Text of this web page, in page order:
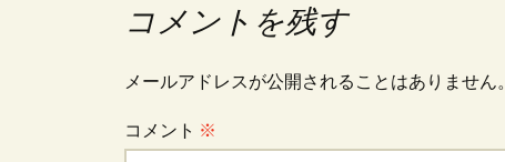
コメントを残す
メールアドレスが公開されることはありません。
コメント ※